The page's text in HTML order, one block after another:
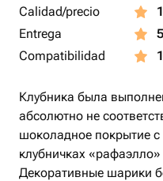
Calidad/precio
1
Entrega
5
Compatibilidad
1
Клубника была
абсолютно не
шоколадное покрытие
клубничках
Декоративные шарики